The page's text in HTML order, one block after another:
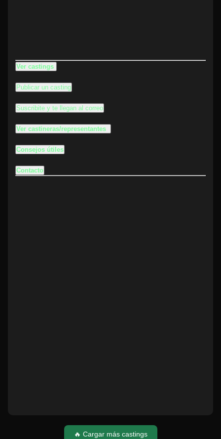
Ver castings
Publicar un casting
Suscribite y te llegan al correo
Ver castineras/representantes
Consejos útiles
Contacto
🔥 Cargar más castings